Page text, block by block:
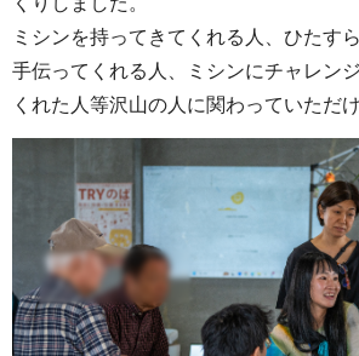
ミシンを持ってきてくれる人、ひたす
手伝ってくれる人、ミシンにチャレン
くれた人等沢山の人に関わっていただ